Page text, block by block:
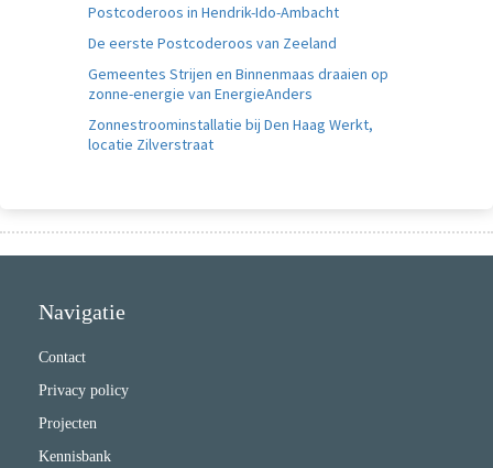
Postcoderoos in Hendrik-Ido-Ambacht
De eerste Postcoderoos van Zeeland
Gemeentes Strijen en Binnenmaas draaien op
zonne-energie van EnergieAnders
Zonnestroominstallatie bij Den Haag Werkt,
locatie Zilverstraat
Navigatie
Contact
Privacy policy
Projecten
Kennisbank